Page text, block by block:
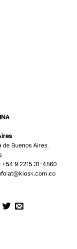
de Buenos Aires,
+54 9 2215 31-4860